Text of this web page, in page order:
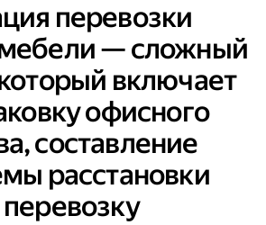
перевозки
— сложный
включает
офисного
составление
расстановки